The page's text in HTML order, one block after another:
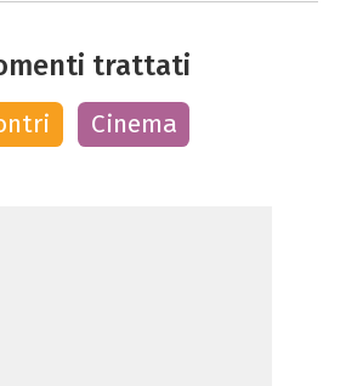
trattati
Cinema